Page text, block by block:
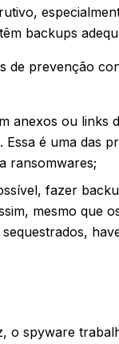
backups
de prevenção
anexos ou links
Essa é uma das
ransomwares;
fazer
mesmo que
o spyware